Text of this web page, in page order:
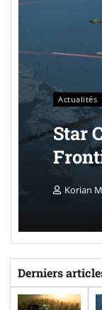
Actualités
Star
Korian
Derniers